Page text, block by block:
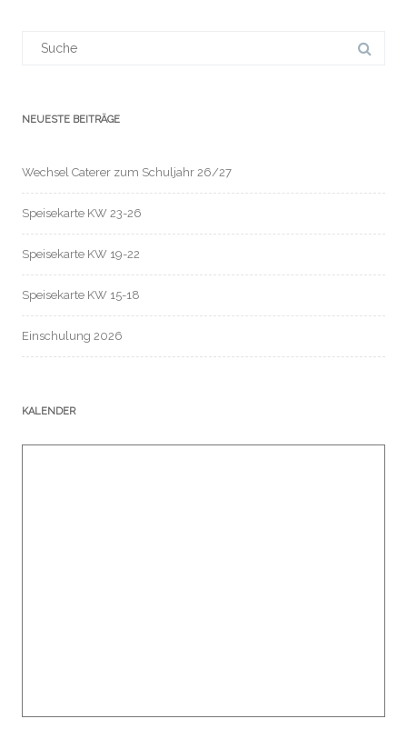
NEUESTE BEITRÄGE
Wechsel Caterer zum Schuljahr 26/27
Speisekarte KW 23-26
Speisekarte KW 19-22
Speisekarte KW 15-18
Einschulung 2026
KALENDER